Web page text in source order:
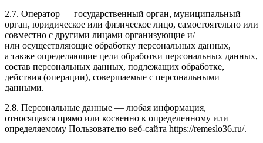
2.7. Оператор — государственный орган, муниципальный
орган, юридическое или физическое лицо, самостоятельно или
совместно с другими лицами организующие и/
или осуществляющие обработку персональных данных,
а также определяющие цели обработки персональных данных,
состав персональных данных, подлежащих обработке,
действия (операции), совершаемые с персональными
данными.
2.8. Персональные данные — любая информация,
относящаяся прямо или косвенно к определенному или
определяемому Пользователю веб-сайта https://remeslo36.ru/.